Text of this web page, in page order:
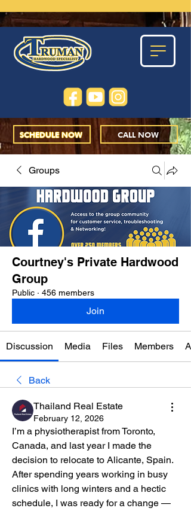
CALL NOW
SCHEDULE NOW
Groups
Courtney's Private Hardwood
Group
Public · 456 members
Join
Discussion Media Files Members
Back
Thailand Real Estate
February 12, 2026
I’m a physiotherapist from Toronto,
Canada, and last year I made the
decision to relocate to Alicante, Spain.
After spending years working in busy
clinics with long winters and a hectic
schedule, I was ready for a change —